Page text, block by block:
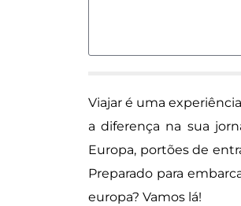
Viajar é uma
a diferença na sua
Europa, portões de
Preparado para
europa? Vamos lá!